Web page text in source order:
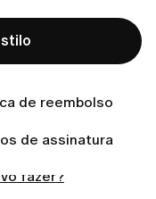
de reembolso
de assinatura
fazer?